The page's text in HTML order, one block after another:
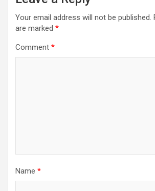
Your email address will not be published.
are marked *
Comment *
Name *